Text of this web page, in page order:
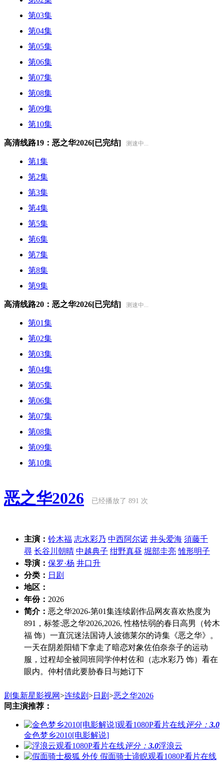
第03集
第04集
第05集
第06集
第07集
第08集
第09集
第10集
高清线路19：恶之华2026[已完结] 测速中...
第1集
第2集
第3集
第4集
第5集
第6集
第7集
第8集
第9集
高清线路20：恶之华2026[已完结] 测速中...
第01集
第02集
第03集
第04集
第05集
第06集
第07集
第08集
第09集
第10集
恶之华2026 已经播放了 891 次
主演： 铃木福 志水彩乃 中西阿尔诺 井头爱海 須藤千
尋 长谷川朝晴 中越典子 绀野真昼 堀部圭亮 雏形明子
导演： 保罗·杨 井口升
分类： 日剧
地区：
年份： 2026
简介： 恶之华2026-第01集连续剧作品网友喜欢热度为
891，标签:恶之华2026,2026, 性格怯弱的春日高男（铃木
福 饰）一直沉迷法国诗人波德莱尔的诗集《恶之华》。
一天在阴差阳错下拿走了暗恋对象佐伯奈奈子的运动
服，过程却全被同班同学仲村佐和（志水彩乃 饰）看在
眼内。仲村借此要胁春日与她订下
剧集新星影视网>连续剧>日剧>恶之华2026
同主演推荐：
评分： 3.0
金色梦乡2010[电影解说]
评分： 3.0浮浪云